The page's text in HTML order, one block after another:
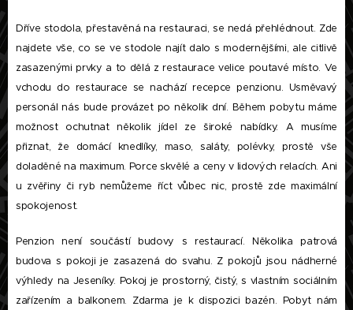
Dříve stodola, přestavěná na restauraci, se nedá přehlédnout. Zde
najdete vše, co se ve stodole najít dalo s modernějšími, ale citlivě
zasazenými prvky a to dělá z restaurace velice poutavé místo. Ve
vchodu do restaurace se nachází recepce penzionu. Usměvavý
personál nás bude provázet po několik dní. Během pobytu máme
možnost ochutnat několik jídel ze široké nabídky. A musíme
přiznat, že domácí knedlíky, maso, saláty, polévky, prostě vše
doladěné na maximum. Porce skvělé a ceny v lidových relacích. Ani
u zvěřiny či ryb nemůžeme říct vůbec nic, prostě zde maximální
spokojenost.
Penzion není součástí budovy s restaurací. Několika patrová
budova s pokoji je zasazená do svahu. Z pokojů jsou nádherné
výhledy na Jeseníky. Pokoj je prostorný, čistý, s vlastním sociálním
zařízením a balkonem. Zdarma je k dispozici bazén. Pobyt nám